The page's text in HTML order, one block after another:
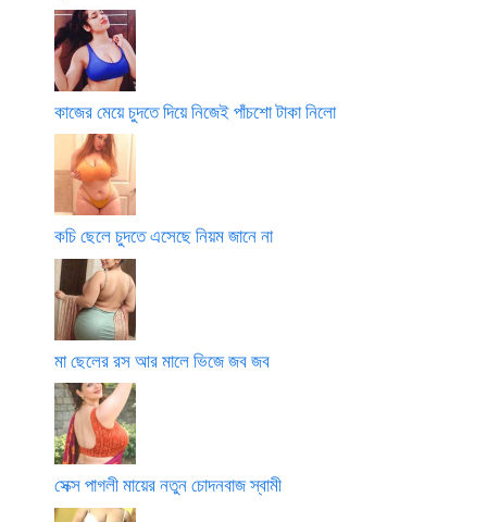
কাজের মেয়ে চুদতে দিয়ে নিজেই পাঁচশো টাকা নিলো
কচি ছেলে চুদতে এসেছে নিয়ম জানে না
মা ছেলের রস আর মালে ভিজে জব জব
সেক্স পাগলী মায়ের নতুন চোদনবাজ স্বামী